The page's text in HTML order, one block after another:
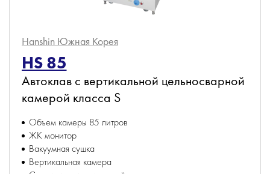
Hanshin Южная Корея
HS 85
Автоклав с вертикальной цельносварной
камерой класса S
Объем камеры 85 литров
ЖК монитор
Вакуумная сушка
Вертикальная камера